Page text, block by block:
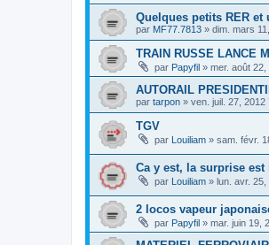
Quelques petits RER et
par MF77.7813 » dim. mars
TRAIN RUSSE LANCE
par Papyfil » mer. août
AUTORAIL
par tarpon » ven. juil. 27, 2012
TGV
par Louiliam » sam. févr.
Ca y est, la surprise est
par Louiliam » lun. avr. 25,
2 locos vapeur
par Papyfil » mar. juin 19,